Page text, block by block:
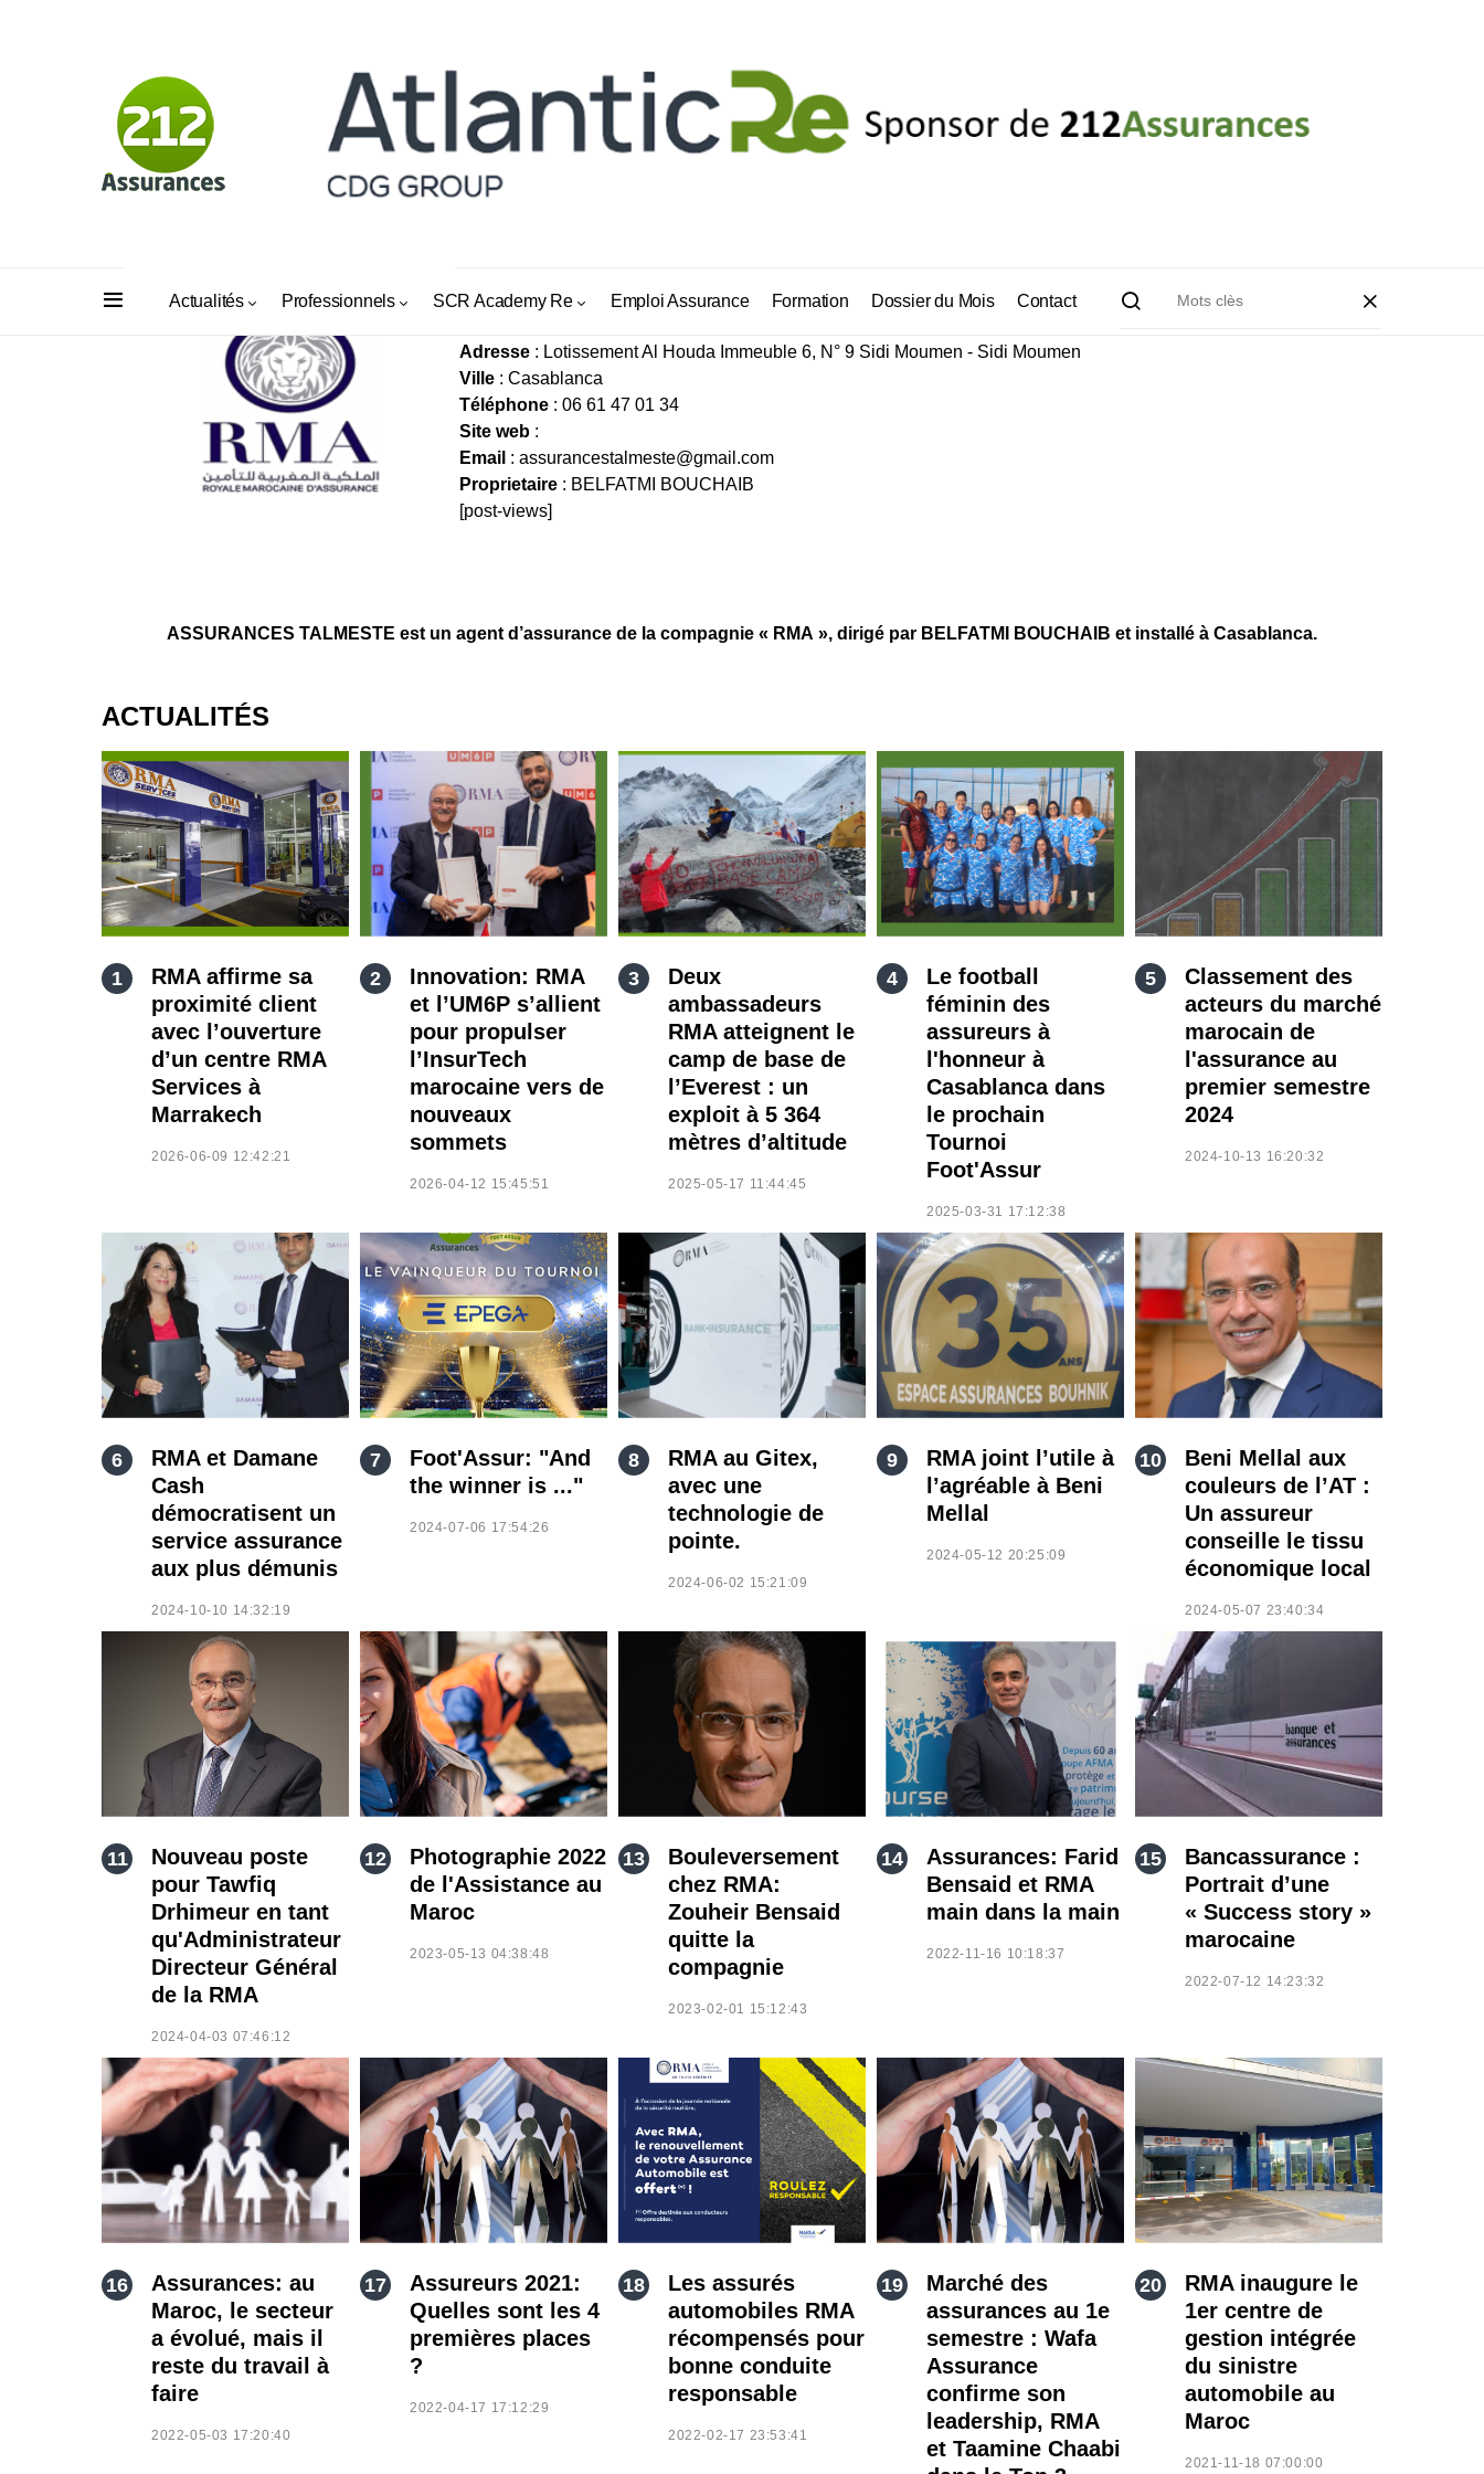
Actualités Professionnels SCR Academy Re Emploi Assurance Formation Dossier du Mois Contact
ASSURANCES TALMESTE
Adresse : Lotissement Al Houda Immeuble 6, N° 9 Sidi Moumen - Sidi Moumen
Ville : Casablanca
Téléphone : 06 61 47 01 34
Site web :
Email : assurancestalmeste@gmail.com
Proprietaire : BELFATMI BOUCHAIB
[post-views]
ASSURANCES TALMESTE est un agent d’assurance de la compagnie « RMA », dirigé par BELFATMI BOUCHAIB et installé à Casablanca.
ACTUALITÉS
RMA affirme sa
proximité client
avec l’ouverture
d’un centre RMA
Services à
Marrakech
2026-06-09 12:42:21
Innovation: RMA
et l’UM6P s’allient
pour propulser
l’InsurTech
marocaine vers de
nouveaux
sommets
2026-04-12 15:45:51
Deux
ambassadeurs
RMA atteignent le
camp de base de
l’Everest : un
exploit à 5 364
mètres d’altitude
2025-05-17 11:44:45
Le football
féminin des
assureurs à
l'honneur à
Casablanca dans
le prochain
Tournoi
Foot'Assur
2025-03-31 17:12:38
Classement des
acteurs du marché
marocain de
l'assurance au
premier semestre
2024
2024-10-13 16:20:32
RMA et Damane
Cash
démocratisent un
service assurance
aux plus démunis
2024-10-10 14:32:19
Foot'Assur: "And
the winner is ..."
2024-07-06 17:54:26
RMA au Gitex,
avec une
technologie de
pointe.
2024-06-02 15:21:09
RMA joint l’utile à
l’agréable à Beni
Mellal
2024-05-12 20:25:09
Beni Mellal aux
couleurs de l’AT :
Un assureur
conseille le tissu
économique local
2024-05-07 23:40:34
Nouveau poste
pour Tawfiq
Drhimeur en tant
qu'Administrateur
Directeur Général
de la RMA
2024-04-03 07:46:12
Photographie 2022
de l'Assistance au
Maroc
2023-05-13 04:38:48
Bouleversement
chez RMA:
Zouheir Bensaid
quitte la
compagnie
2023-02-01 15:12:43
Assurances: Farid
Bensaid et RMA
main dans la main
2022-11-16 10:18:37
Bancassurance :
Portrait d’une
« Success story »
marocaine
2022-07-12 14:23:32
Assurances: au
Maroc, le secteur
a évolué, mais il
reste du travail à
faire
2022-05-03 17:20:40
Assureurs 2021:
Quelles sont les 4
premières places
?
2022-04-17 17:12:29
Les assurés
automobiles RMA
récompensés pour
bonne conduite
responsable
2022-02-17 23:53:41
Marché des
assurances au 1e
semestre : Wafa
Assurance
confirme son
leadership, RMA
et Taamine Chaabi
RMA inaugure le
1er centre de
gestion intégrée
du sinistre
automobile au
Maroc
2021-11-18 07:00:00